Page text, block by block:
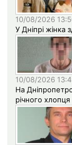
10/08/2026
У Дніпрі жінка
10/08/2026
На
річного хлопця